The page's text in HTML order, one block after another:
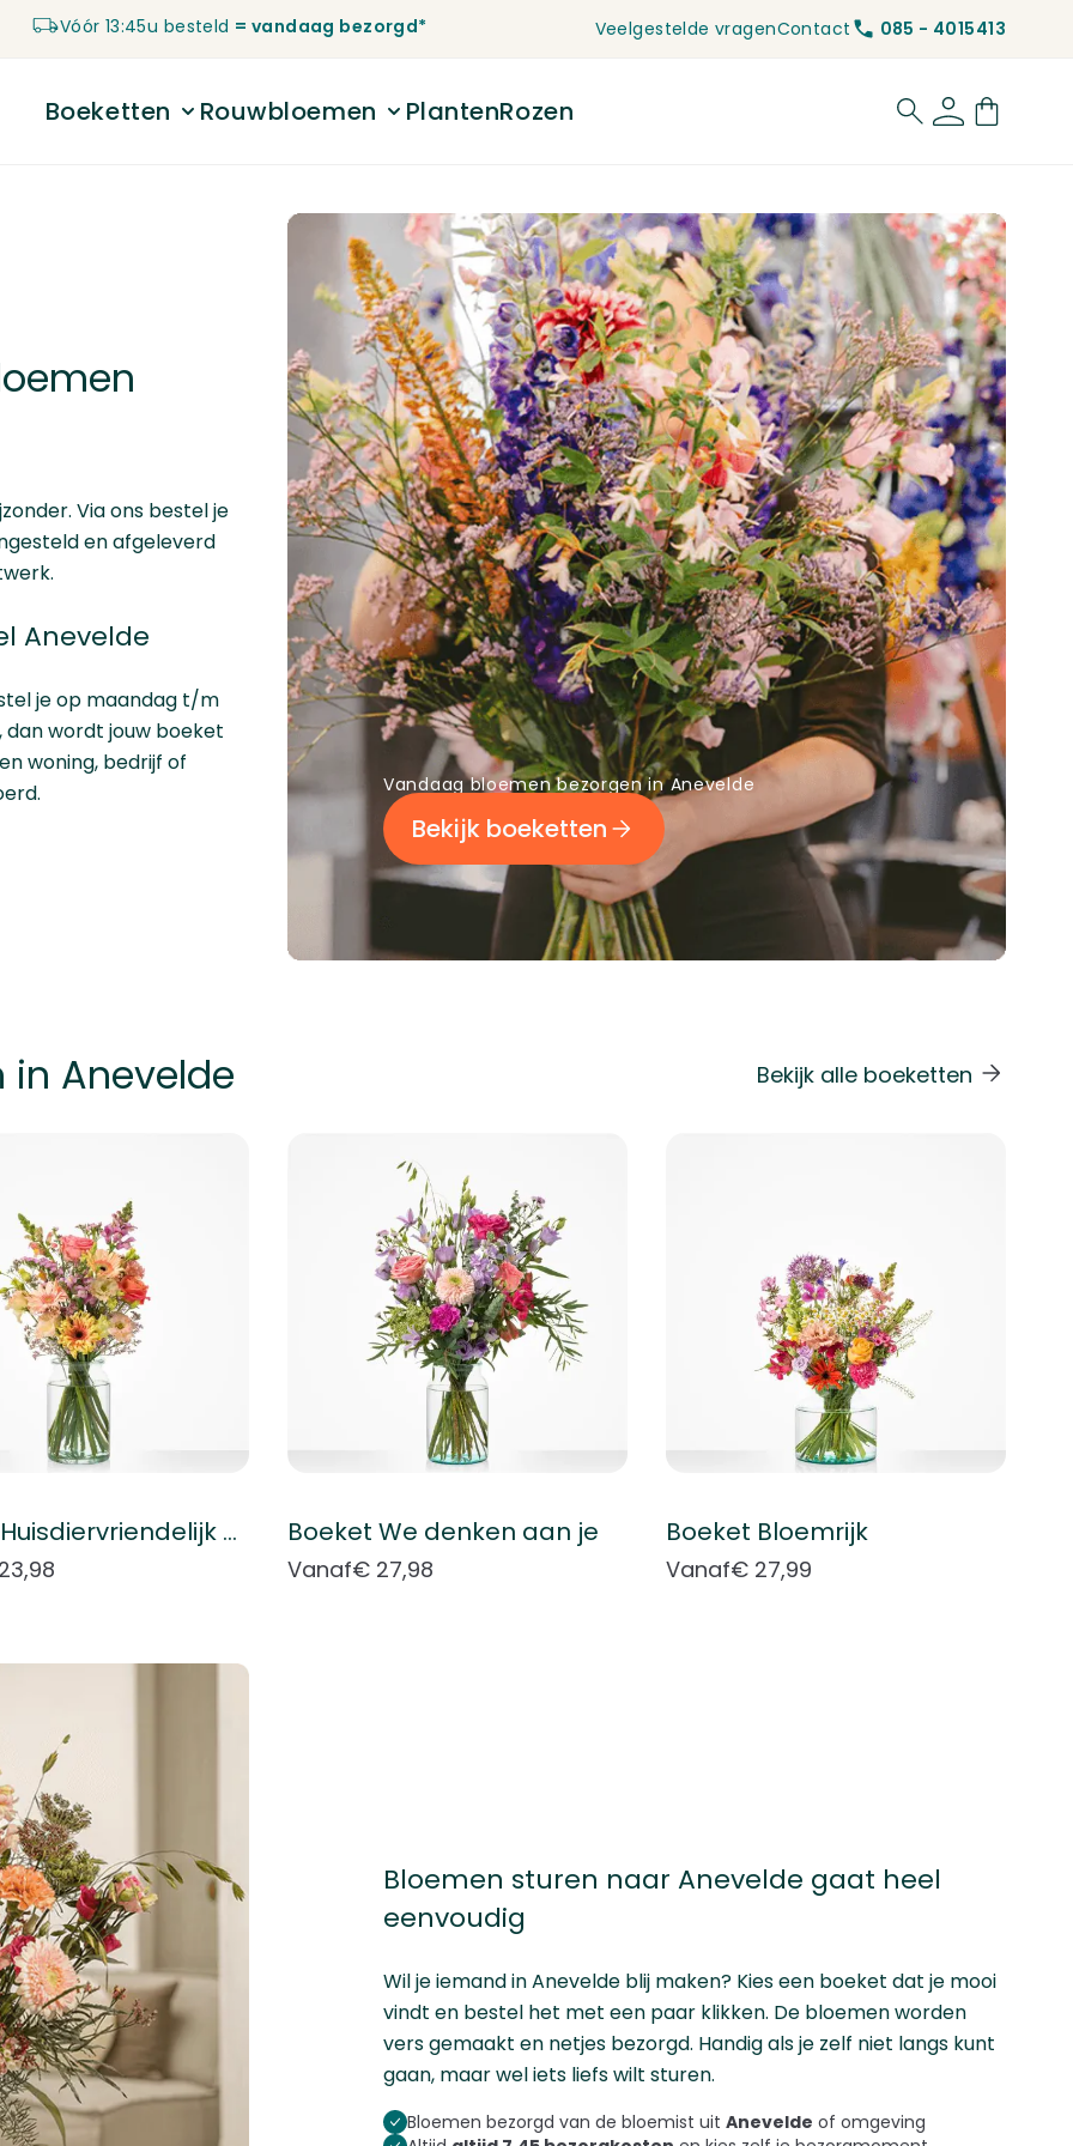
Vóór 13:45u besteld = vandaag bezorgd* Veelgestelde vragenContact
085 - 4015413
Boeketten Toggle submenu for Boeketten
Rouwbloemen Toggle submenu for Rouwbloemen
PlantenRozen
Via ons bestel je
en afgeleverd
Anevelde
je op maandag t/m
dan wordt jouw boeket
woning, bedrijf of
Vandaag bloemen bezorgen in Anevelde
Bekijk boeketten
Anevelde Bekijk alle boeketten
Boeket Huisdiervriendelijk boeket Boeket We denken aan je
Vanaf€ 27,98
Boeket Bloemrijk
Vanaf€ 27,99
Bloemen sturen naar Anevelde gaat heel
eenvoudig
Wil je iemand in Anevelde blij maken? Kies een boeket dat je mooi
vindt en bestel het met een paar klikken. De bloemen worden
vers gemaakt en netjes bezorgd. Handig als je zelf niet langs kunt
gaan, maar wel iets liefs wilt sturen.
Bloemen bezorgd van de bloemist uit Anevelde of omgeving